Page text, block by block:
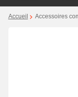
Accueil Accessoires